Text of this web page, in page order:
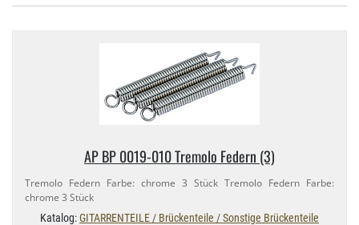
AP BP 0019-​010 Tremolo Federn (3)
Tremolo Federn Farbe: chrome 3 Stück Tremolo Federn Farbe:
chrome 3 Stück
Katalog:GITARRENTEILE / Brückenteile / Sonstige Brückenteile